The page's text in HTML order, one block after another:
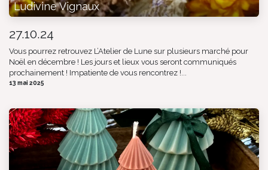
Ludivine Vignaux
27.10.24
Vous pourrez retrouvez L’Atelier de Lune sur plusieurs marché pour
Noël en décembre ! Les jours et lieux vous seront communiqués
prochainement ! Impatiente de vous rencontrez !...
13 mai 2025